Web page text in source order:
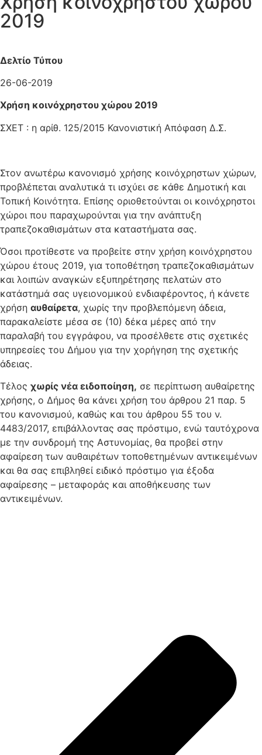
2019
Δελτίο Τύπου
26-06-2019
Χρήση κοινόχρηστου χώρου 2019
ΣΧΕΤ : η αρίθ. 125/2015 Κανονιστική Απόφαση Δ.Σ.
Στον ανωτέρω κανονισμό χρήσης κοινόχρηστων χώρων,
προβλέπεται αναλυτικά τι ισχύει σε κάθε Δημοτική και
Τοπική Κοινότητα. Επίσης οριοθετούνται οι κοινόχρηστοι
χώροι που παραχωρούνται για την ανάπτυξη
τραπεζοκαθισμάτων στα καταστήματα σας.
Όσοι προτίθεστε να προβείτε στην χρήση κοινόχρηστου
χώρου έτους 2019, για τοποθέτηση τραπεζοκαθισμάτων
και λοιπών αναγκών εξυπηρέτησης πελατών στο
κατάστημά σας υγειονομικού ενδιαφέροντος, ή κάνετε
χρήση αυθαίρετα, χωρίς την προβλεπόμενη άδεια,
παρακαλείστε μέσα σε (10) δέκα μέρες από την
παραλαβή του εγγράφου, να προσέλθετε στις σχετικές
υπηρεσίες του Δήμου για την χορήγηση της σχετικής
άδειας.
Τέλος χωρίς νέα ειδοποίηση, σε περίπτωση αυθαίρετης
χρήσης, ο Δήμος θα κάνει χρήση του άρθρου 21 παρ. 5
του κανονισμού, καθώς και του άρθρου 55 του ν.
4483/2017, επιβάλλοντας σας πρόστιμο, ενώ ταυτόχρονα
με την συνδρομή της Αστυνομίας, θα προβεί στην
αφαίρεση των αυθαιρέτων τοποθετημένων αντικειμένων
και θα σας επιβληθεί ειδικό πρόστιμο για έξοδα
αφαίρεσης – μεταφοράς και αποθήκευσης των
αντικειμένων.